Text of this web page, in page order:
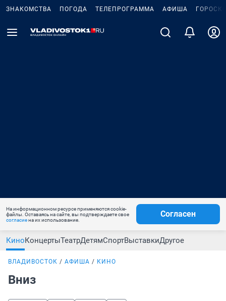
ЗНАКОМСТВА ПОГОДА ТЕЛЕПРОГРАММА АФИША
На информационном ресурсе применяются cookie-
файлы. Оставаясь на сайте, вы подтверждаете свое
согласиена их использование.
Согласен
КиноКонцертыТеатрДетямСпортВыставкиДругое
ВЛАДИВОСТОК АФИША КИНО
Вниз